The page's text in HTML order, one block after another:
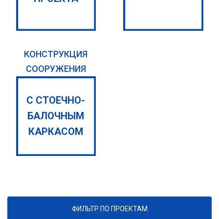
КОНСТРУКЦИЯ
СООРУЖЕНИЯ
С СТОЕЧНО-
БАЛОЧНЫМ
КАРКАСОМ
ФИЛЬТР ПО ПРОЕКТАМ